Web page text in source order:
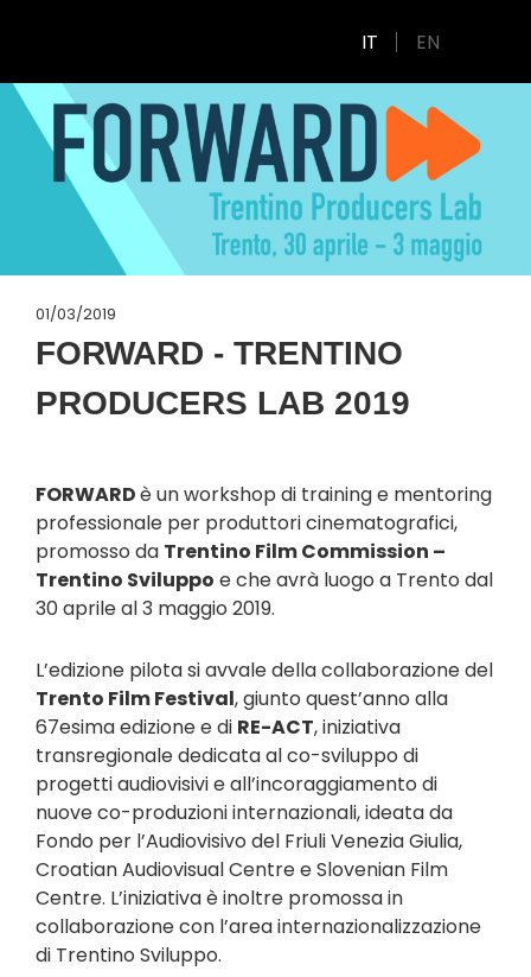
IT EN
01/03/2019
FORWARD - TRENTINO
PRODUCERS LAB 2019
FORWARDè un workshop di training e mentoring
professionale per produttori cinematografici,
promosso da Trentino Film Commission –
Trentino Sviluppo e che avrà luogo a Trento dal
30 aprile al 3 maggio 2019.
L’edizione pilota si avvale della collaborazione del
Trento Film Festival, giunto quest’anno alla
67esima edizione e di RE-ACT, iniziativa
transregionale dedicata al co-sviluppo di
progetti audiovisivi e all’incoraggiamento di
nuove co-produzioni internazionali, ideata da
Fondo per l’Audiovisivo del Friuli Venezia Giulia,
Croatian Audiovisual Centre e Slovenian Film
Centre. L’iniziativa è inoltre promossa in
collaborazione con l’area internazionalizzazione
di Trentino Sviluppo.